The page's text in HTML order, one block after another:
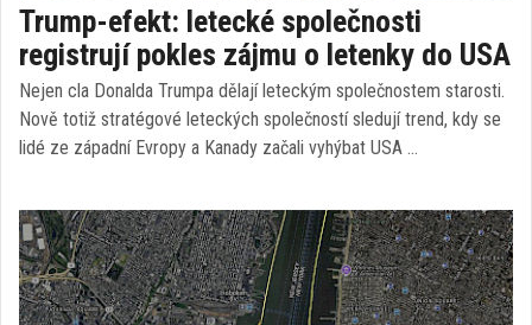
Trump-efekt: letecké společnosti
registrují pokles zájmu o letenky do USA
Nejen cla Donalda Trumpa dělají leteckým společnostem starosti.
Nově totiž stratégové leteckých společností sledují trend, kdy se
lidé ze západní Evropy a Kanady začali vyhýbat USA …